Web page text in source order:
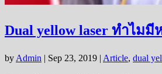
Dual yellow laser ทำไม
by Admin | Sep 23, 2019 | Article, dual